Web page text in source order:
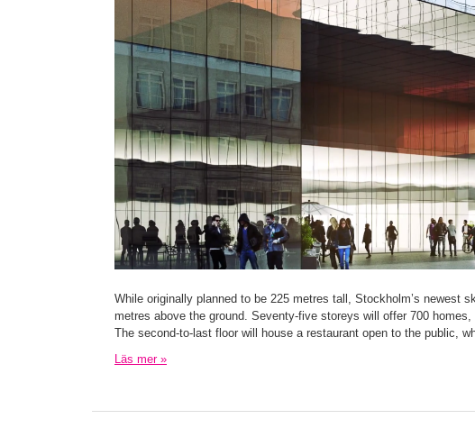
While originally planned to be 225 metres tall, Stockholm’s newest
metres above the ground. Seventy-five storeys will offer 700
The second-to-last floor will house a restaurant open to the public,
Läs mer »